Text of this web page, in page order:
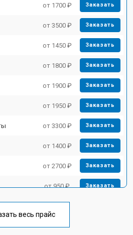
от 1700 ₽ Заказать
от 3500 ₽ Заказать
от 1450 ₽ Заказать
от 1800 ₽ Заказать
от 1900 ₽ Заказать
от 1950 ₽ Заказать
от 3300 ₽ Заказать
от 1400 ₽ Заказать
от 2700 ₽ Заказать
от 950 ₽ Заказать
от 3200 ₽
весь прайс